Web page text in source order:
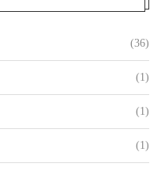
(36)
(1)
(1)
(1)